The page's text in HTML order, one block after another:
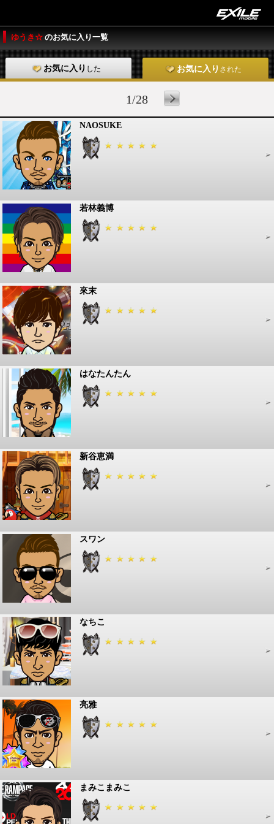
ゆうき☆ のお気に入り一覧
お気に入り した お気に入り された
1/28
NAOSUKE
若林義博
來末
はなたんたん
新谷恵満
スワン
なちこ
亮雅
まみこまみこ